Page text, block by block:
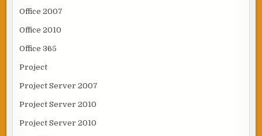
Office 2007
Office 2010
Office 365
Project
Project Server 2007
Project Server 2010
Project Server 2010